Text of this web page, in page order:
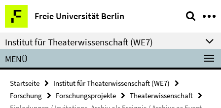
Springe
direkt
zu
Inhalt
Freie Universität Berlin
Service-
Navigation
Institut für Theaterwissenschaft (WE7)
MENÜ
Startseite
Institut für Theaterwissenschaft (WE7)
Forschung
Forschungsprojekte
Theaterwissenschaft